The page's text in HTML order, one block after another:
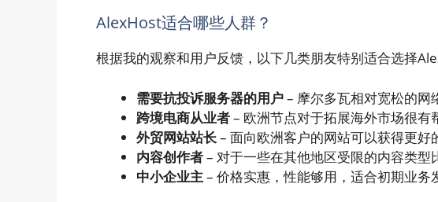
AlexHost适合哪些人群？
根据我的观察和用户反馈，以下几类朋友特别适合选择
需要抗投诉服务器的用户– 摩尔多瓦相对宽松的网
跨境电商从业者– 欧洲节点对于拓展海外市场很有
外贸网站站长– 面向欧洲客户的网站可以获得更好
内容创作者– 对于一些在其他地区受限的内容类型
中小企业主– 价格实惠，性能够用，适合初期业务